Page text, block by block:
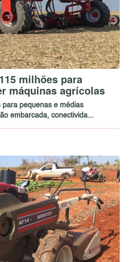
milhões para
máquinas agrícolas
para pequenas e médias
embarcada, conectivida...